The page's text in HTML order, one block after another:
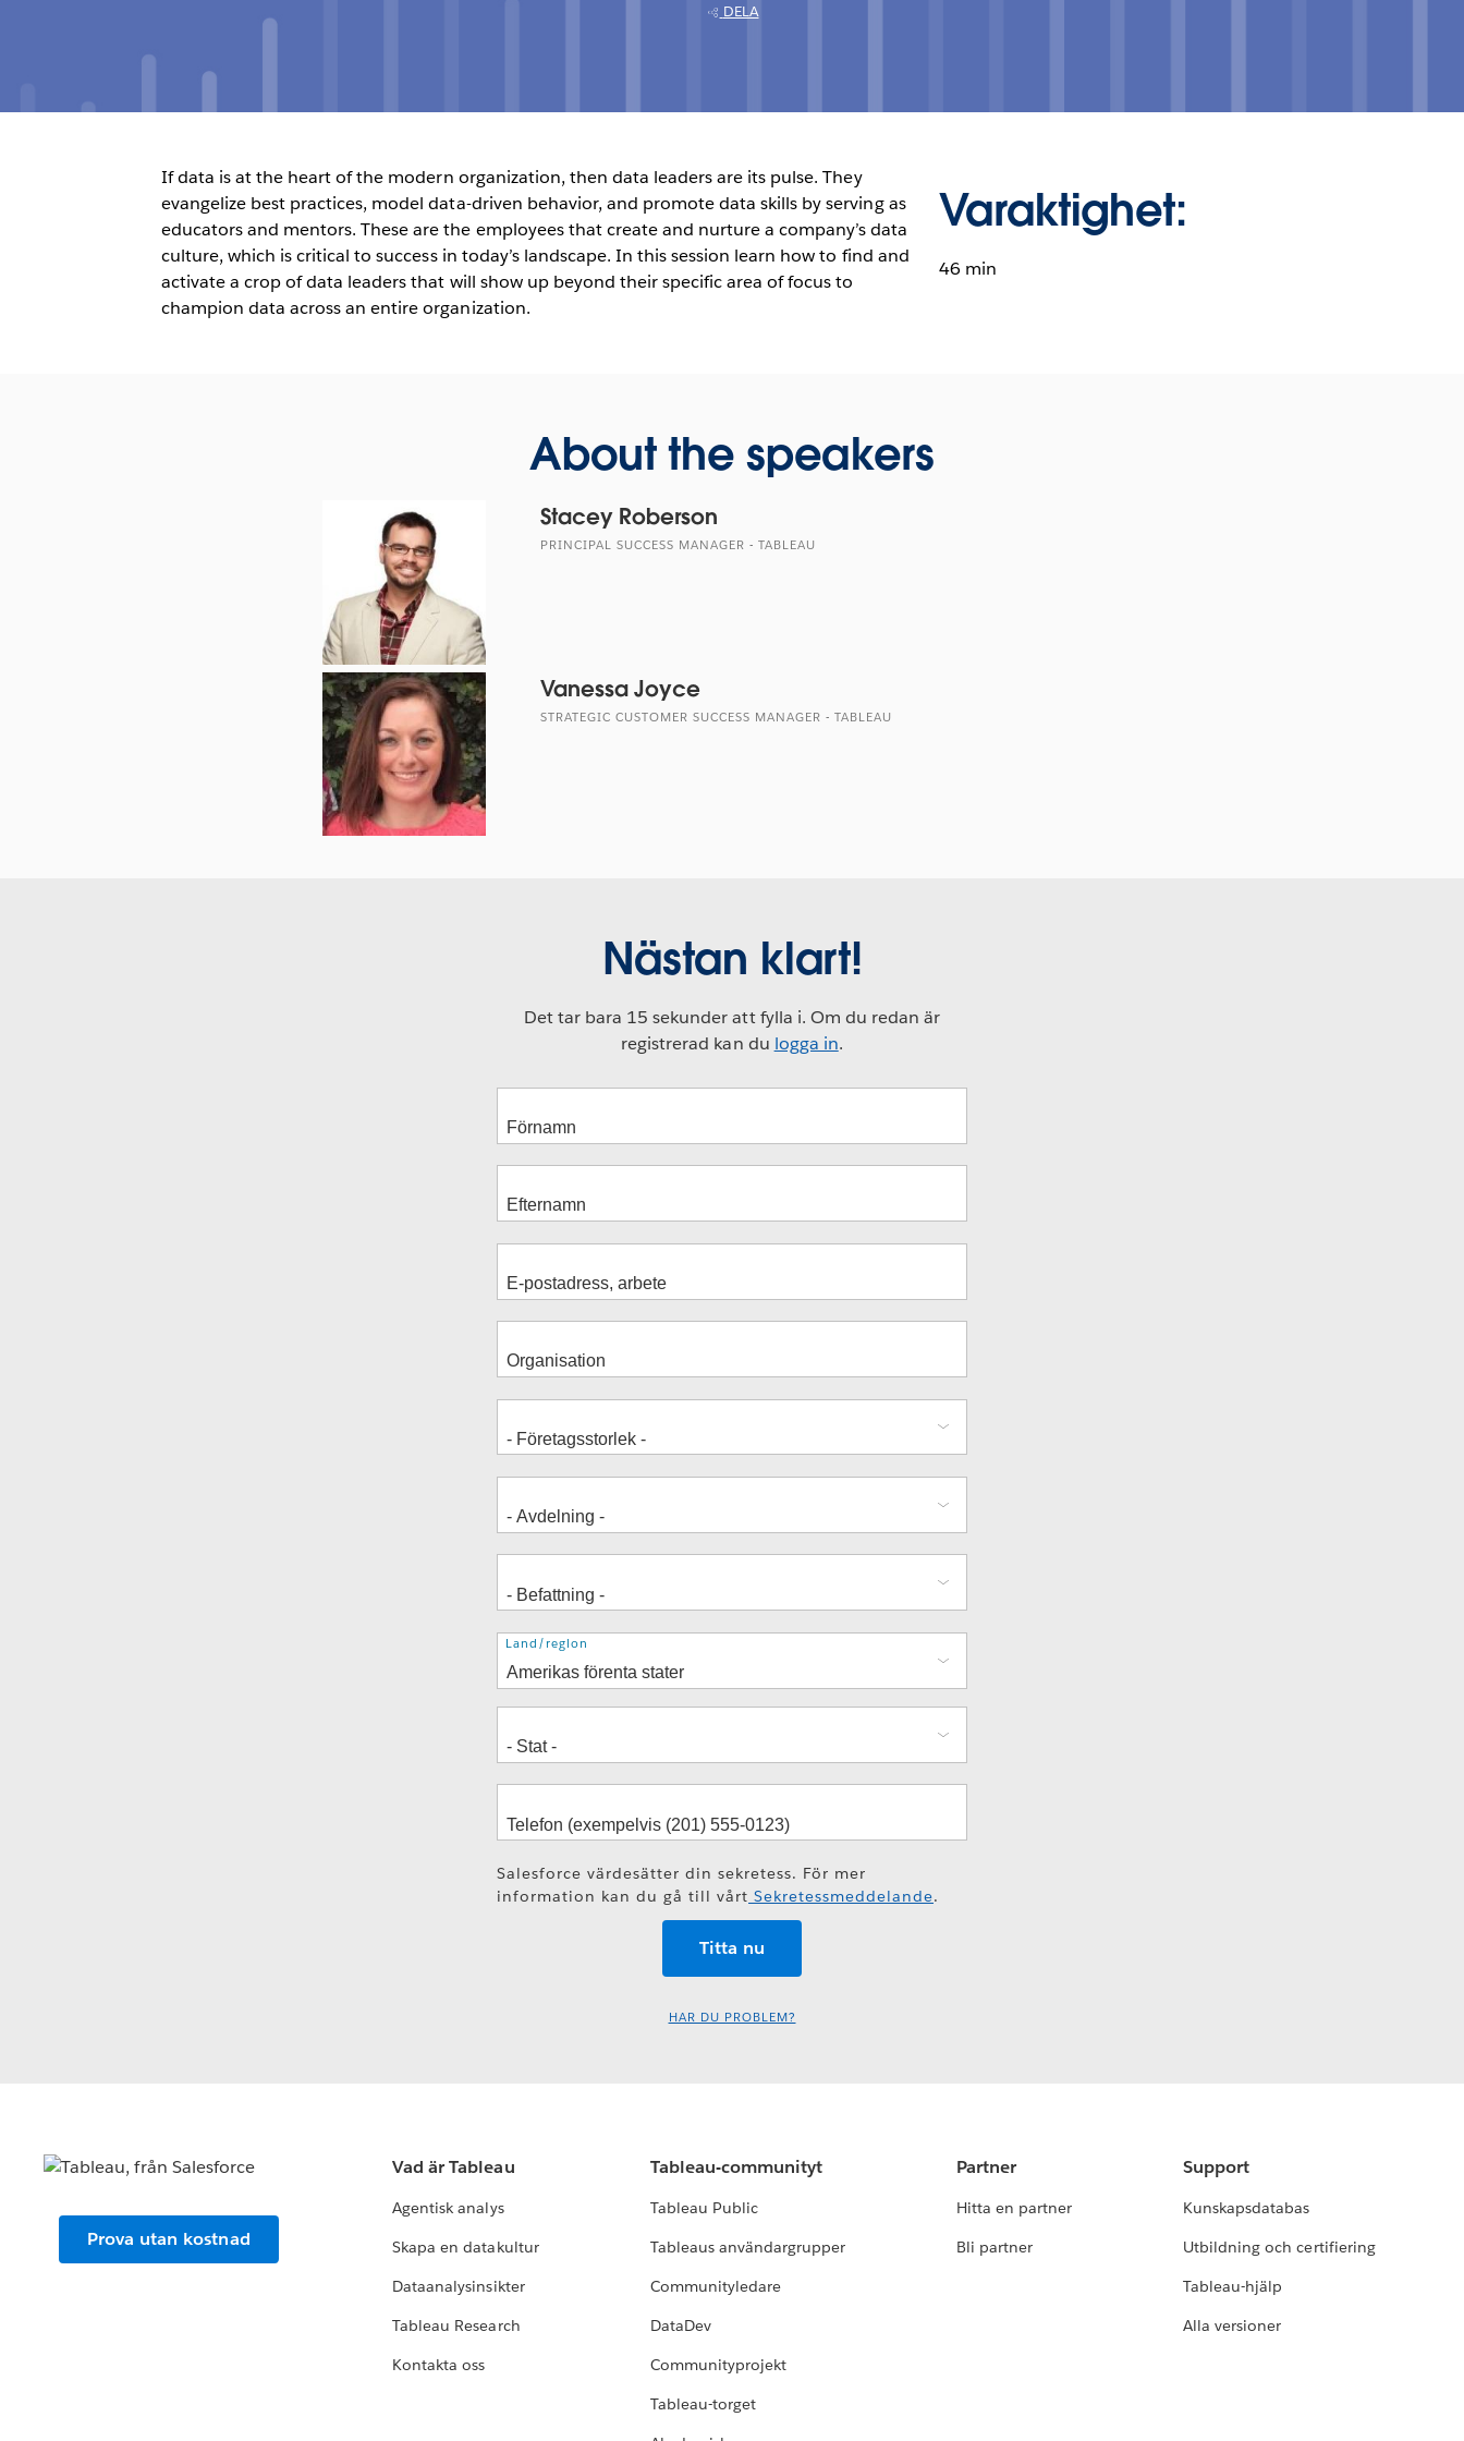
DELA
If data is at the heart of the modern organization, then data leaders are its pulse. They
evangelize best practices, model data-driven behavior, and promote data skills by serving as
educators and mentors. These are the employees that create and nurture a company’s data
culture, which is critical to success in today’s landscape. In this session learn how to find and
activate a crop of data leaders that will show up beyond their specific area of focus to
champion data across an entire organization.
Varaktighet:
46 min
About the speakers
Stacey Roberson
PRINCIPAL SUCCESS MANAGER - TABLEAU
Vanessa Joyce
STRATEGIC CUSTOMER SUCCESS MANAGER - TABLEAU
Nästan klart!
Det tar bara 15 sekunder att fylla i. Om du redan är
registrerad kan du logga in.
Adress
Land/region
Salesforce värdesätter din sekretess. För mer
information kan du gå till vårt Sekretessmeddelande.
HAR DU PROBLEM?
Prova utan kostnad
Vad är Tableau
Agentisk analys
Skapa en datakultur
Dataanalysinsikter
Tableau Research
Kontakta oss
Tableau-communityt
Tableau Public
Tableaus användargrupper
Communityledare
DataDev
Communityprojekt
Tableau-torget
Partner
Hitta en partner
Bli partner
Support
Kunskapsdatabas
Utbildning och certifiering
Tableau-hjälp
Alla versioner